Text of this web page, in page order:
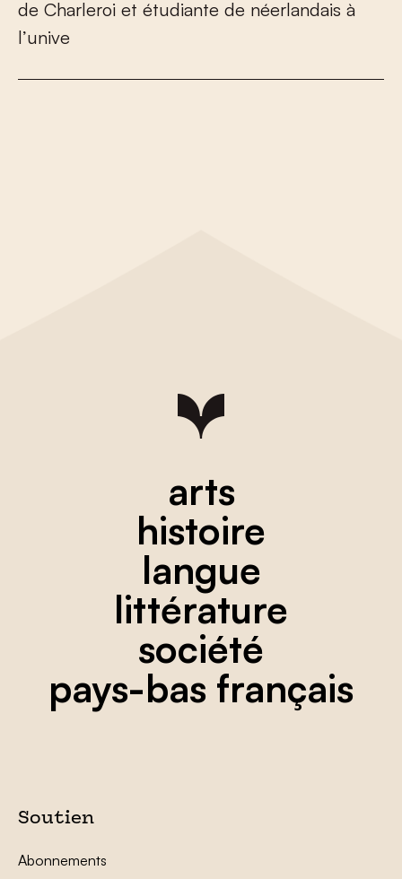
de Charleroi et étudiante de néerlandais à
l’unive
arts
histoire
langue
littérature
société
pays-bas français
Soutien
Abonnements